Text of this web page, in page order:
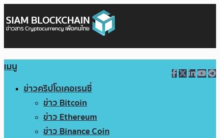
เมนู
ข่าวคริปโตเคอเรนซี่
ข่าว Bitcoin
ข่าว Ethereum
ข่าว Binance Coin